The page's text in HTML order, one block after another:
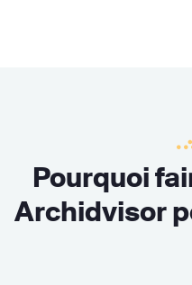
Pourquoi
Archidvisor